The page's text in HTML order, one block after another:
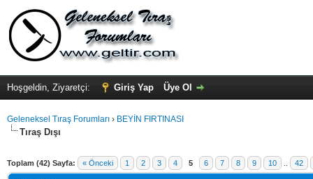
Hoşgeldin, Ziyaretçi: Giriş Yap Üye Ol
Geleneksel Tıraş Forumları › BEYİN FIRTINASI
Tıraş Dışı
Toplam (42) Sayfa: « Önceki 1 2 3 4 5 6 7 8 9 10 42